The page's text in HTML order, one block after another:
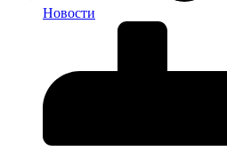
Новости